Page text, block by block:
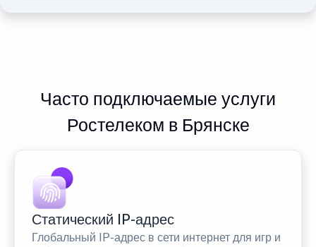
Часто подключаемые услуги
Ростелеком в Брянске
Статический IP-адрес
Глобальный IP-адрес в сети интернет для игр и